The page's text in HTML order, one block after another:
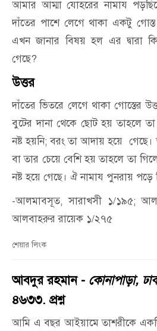
আমার আম্মা যোহরের নামায
দাঁতের পাশে লেগে থাকা একটু
এখন জানার বিষয় হল এর দ্বারা
গেছে?
উত্তর
দাঁতের ভিতরে লেগে থাকা গোস্তের
বুটের দানা থেকে ছোট হয় তাহলে তা
নষ্ট হয়নি; বরং তা আদায় হয়ে
বা তার চেয়ে বেশি হয় তাহলে তা
নষ্ট হয়ে গেছে। ঐ নামায পুনরায় পড়ে
-আলমাবসূত, সারাখসী ১/১৯৫;
আলবাহরুর রায়েক ১/২৭৫
শেয়ার লিংক
আবদুর রহমান - কোনাপাড়া,
৪৬৩৩. প্রশ্ন
আমি এ বছর আইয়ামে তাশরীকে